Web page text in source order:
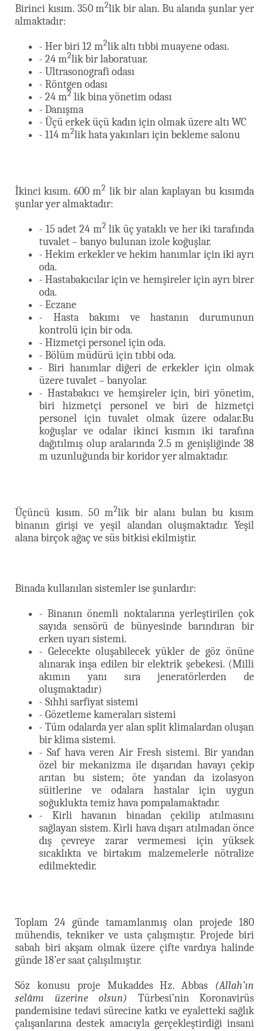
Birinci kısım. 350 m2lik bir alan. Bu alanda şunlar yer
almaktadır:
- Her biri 12 m2lik altı tıbbi muayene odası.
- 24 m2lik bir laboratuar.
- Ultrasonografi odası
- Röntgen odası
- 24 m2 lik bina yönetim odası
- Danışma
- Üçü erkek üçü kadın için olmak üzere altı WC
- 114 m2lik hata yakınları için bekleme salonu
İkinci kısım. 600 m2 lik bir alan kaplayan bu kısımda
şunlar yer almaktadır:
- 15 adet 24 m2lik üç yataklı ve her iki tarafında
tuvalet – banyo bulunan izole koğuşlar.
- Hekim erkekler ve hekim hanımlar için iki ayrı
oda.
- Hastabakıcılar için ve hemşireler için ayrı birer
oda.
- Eczane
- Hasta bakımı ve hastanın durumunun
kontrolü için bir oda.
- Hizmetçi personel için oda.
- Bölüm müdürü için tıbbi oda.
- Biri hanımlar diğeri de erkekler için olmak
üzere tuvalet – banyolar.
- Hastabakıcı ve hemşireler için, biri yönetim,
biri hizmetçi personel ve biri de hizmetçi
personel için tuvalet olmak üzere odalar.Bu
koğuşlar ve odalar ikinci kısmın iki tarafına
dağıtılmış olup aralarında 2.5 m genişliğinde 38
m uzunluğunda bir koridor yer almaktadır.
Üçüncü kısım. 50 m2lik bir alanı bulan bu kısım
binanın girişi ve yeşil alandan oluşmaktadır. Yeşil
alana birçok ağaç ve süs bitkisi ekilmiştir.
Binada kullanılan sistemler ise şunlardır:
- Binanın önemli noktalarına yerleştirilen çok
sayıda sensörü de bünyesinde barındıran bir
erken uyarı sistemi.
- Gelecekte oluşabilecek yükler de göz önüne
alınarak inşa edilen bir elektrik şebekesi. (Milli
akımın yanı sıra jeneratörlerden de
oluşmaktadır)
- Sıhhi sarfiyat sistemi
- Gözetleme kameraları sistemi
- Tüm odalarda yer alan split klimalardan oluşan
bir klima sistemi.
- Saf hava veren Air Fresh sistemi. Bir yandan
özel bir mekanizma ile dışarıdan havayı çekip
arıtan bu sistem; öte yandan da izolasyon
süitlerine ve odalara hastalar için uygun
soğuklukta temiz hava pompalamaktadır.
- Kirli havanın binadan çekilip atılmasını
sağlayan sistem. Kirli hava dışarı atılmadan önce
dış çevreye zarar vermemesi için yüksek
sıcaklıkta ve birtakım malzemelerle nötralize
edilmektedir.
Toplam 24 günde tamamlanmış olan projede 180
mühendis, tekniker ve usta çalışmıştır. Projede biri
sabah biri akşam olmak üzere çifte vardıya halinde
günde 18’er saat çalışılmıştır.
Söz konusu proje Mukaddes Hz. Abbas (Allah’ın
selâmı üzerine olsun) Türbesi’nin Koronavirüs
pandemisine tedavi sürecine katkı ve eyaletteki sağlık
çalışanlarına destek amacıyla gerçekleştirdiği insani